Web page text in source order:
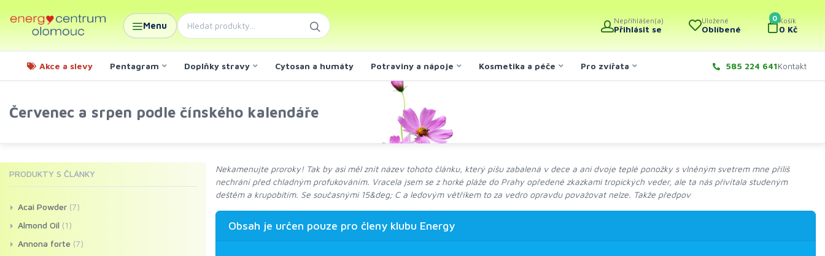
Menu Nepřihlášen(a)
Přihlásit se
Uložené
Oblíbené
0 Košík
0 Kč
Akce a slevy Pentagram Doplňky stravy Cytosan a humáty Potraviny a nápoje Kosmetika a péče Pro zvířata 585 224 641Kontakt
Červenec a srpen podle čínského kalendáře
Nekamenujte proroky! Tak by asi měl znít název tohoto článku, který píšu zabalená v dece a ani dvoje teplé ponožky s vlněným svetrem mne příliš
nechrání před chladným profukováním. Vracela jsem se z horké pláže do Prahy opředené zkazkami tropických veder, ale ta nás přivítala studeným
deštěm a krupobitím. Se současnými 15&deg; C a ledovým větříkem to za vedro opravdu považovat nelze. Takže předpov
Obsah je určen pouze pro členy klubu Energy
PRODUKTY S ČLÁNKY
Acai Powder (7)
Almond Oil (1)
Annona forte (7)